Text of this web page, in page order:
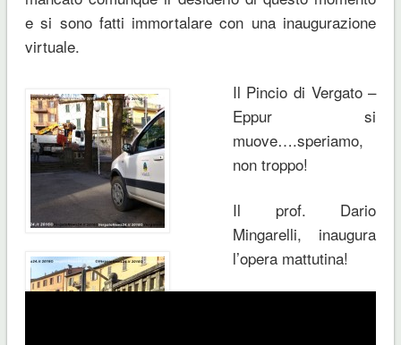
e si sono fatti immortalare con una inaugurazione
virtuale.
Il Pincio di Vergato –
Eppur si
muove….speriamo,
non troppo!
Il prof. Dario
Mingarelli, inaugura
l’opera mattutina!